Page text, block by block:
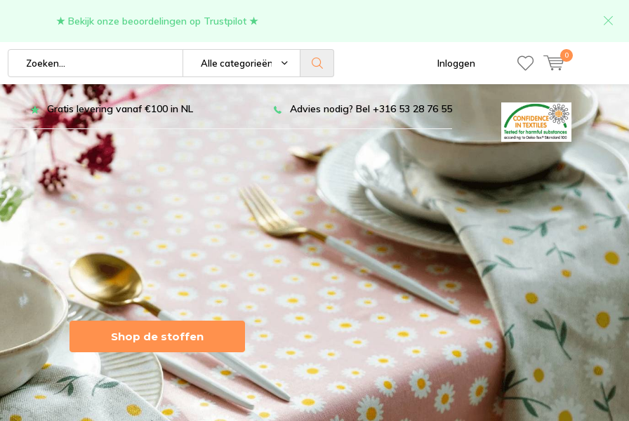
Alle categorieën Inloggen
0
★ Bekijk onze beoordelingen op Trustpilot ★
Gratis levering vanaf €100 in NL Advies nodig? Bel +316 53 28 76 55
Shop de stoffen